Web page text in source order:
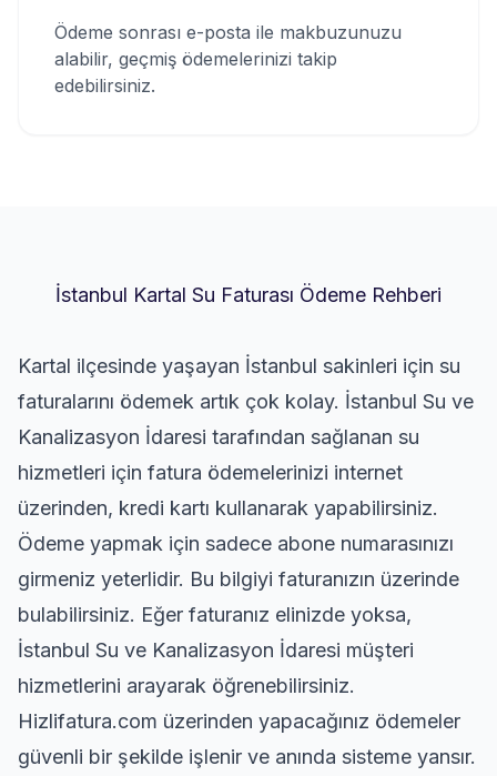
Ödeme sonrası e-posta ile makbuzunuzu
alabilir, geçmiş ödemelerinizi takip
edebilirsiniz.
İstanbul Kartal Su Faturası Ödeme Rehberi
Kartal ilçesinde yaşayan İstanbul sakinleri için su
faturalarını ödemek artık çok kolay. İstanbul Su ve
Kanalizasyon İdaresi tarafından sağlanan su
hizmetleri için fatura ödemelerinizi internet
üzerinden, kredi kartı kullanarak yapabilirsiniz.
Ödeme yapmak için sadece abone numarasınızı
girmeniz yeterlidir. Bu bilgiyi faturanızın üzerinde
bulabilirsiniz. Eğer faturanız elinizde yoksa,
İstanbul Su ve Kanalizasyon İdaresi müşteri
hizmetlerini arayarak öğrenebilirsiniz.
Hizlifatura.com üzerinden yapacağınız ödemeler
güvenli bir şekilde işlenir ve anında sisteme yansır.